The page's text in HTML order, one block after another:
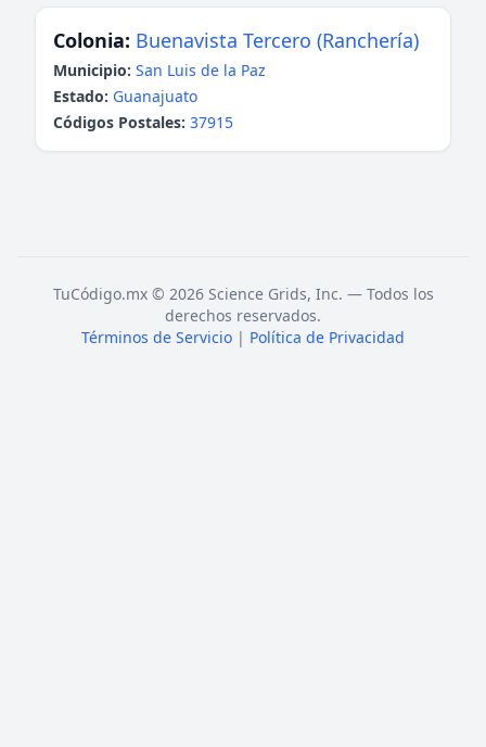
Colonia: Buenavista Tercero (Ranchería)
Municipio: San Luis de la Paz
Estado: Guanajuato
Códigos Postales: 37915
TuCódigo.mx © 2026 Science Grids, Inc. — Todos los
derechos reservados.
Términos de Servicio | Política de Privacidad